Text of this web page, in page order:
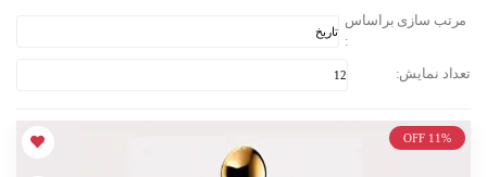
مرتب سازی براساس
:
تعداد نمایش:
OFF 11%